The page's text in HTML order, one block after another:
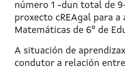
números
y
nuestra
número 1 -dun total de
proxecto cREAgal para a
Matemáticas de 6º de
A situación de
condutor a relación